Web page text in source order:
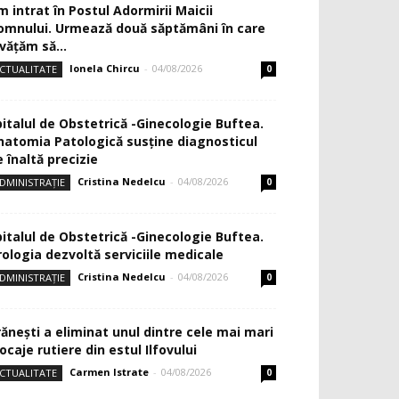
intrat în Postul Adormirii Maicii
Urmează două săptămâni în care
să...
Ionela Chircu - 04/08/2026 0
de Obstetrică -Ginecologie Buftea.
Patologică susţine diagnosticul
înaltă precizie
Cristina Nedelcu - 04/08/2026 0
de Obstetrică -Ginecologie Buftea.
dezvoltă serviciile medicale
Cristina Nedelcu - 04/08/2026 0
a eliminat unul dintre cele mai mari
rutiere din estul Ilfovului
Carmen Istrate - 04/08/2026 0